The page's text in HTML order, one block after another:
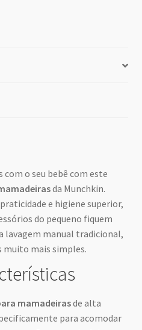
o seu bebê com este
da Munchkin.
e higiene superior,
do pequeno fiquem
lavagem manual tradicional,
muito mais simples.
mamadeirasde alta
para acomodar